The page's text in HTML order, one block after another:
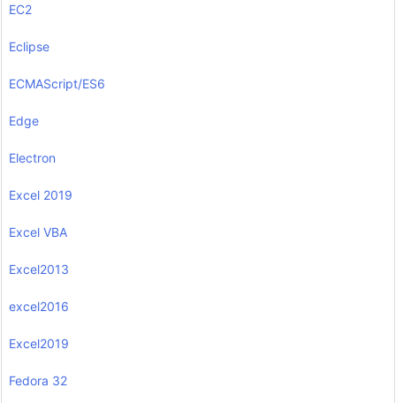
EC2
Eclipse
ECMAScript/ES6
Edge
Electron
Excel 2019
Excel VBA
Excel2013
excel2016
Excel2019
Fedora 32